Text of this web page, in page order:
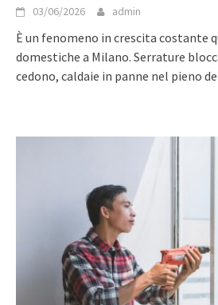
03/06/2026 admin
È un fenomeno in crescita costante
domestiche a Milano. Serrature
cedono, caldaie in panne nel pieno